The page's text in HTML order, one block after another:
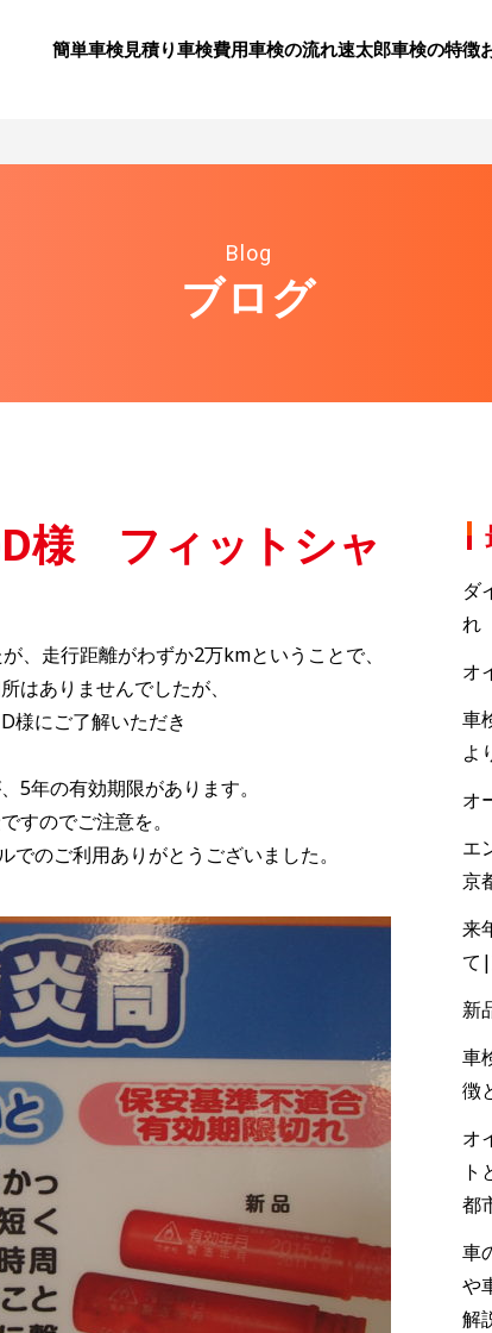
簡単車検見積り⾞検費⽤⾞検の流れ速太郎⾞検の特徴
Blog
ブログ
様 フィットシャ
、走行距離がわずか2万kmということで、
はありませんでしたが、
様にご了解いただき
5年の有効期限があります。
すのでご注意を。
のご利用ありがとうございました。
ダ
れ
オ
車
よ
オ
エ
京
来
て|
新
車
徴
オ
ト
都
車
や
解